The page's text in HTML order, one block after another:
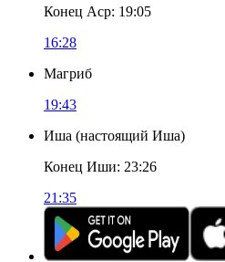
Конец Аср: 19:05
16:28
Магриб
19:43
Иша (настоящий Иша)
Конец Иши: 23:26
21:35